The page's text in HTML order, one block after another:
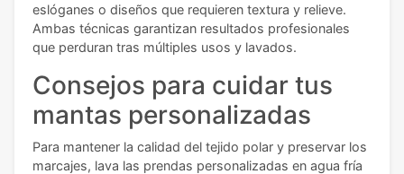
eslóganes o diseños que requieren textura y relieve.
Ambas técnicas garantizan resultados profesionales
que perduran tras múltiples usos y lavados.
Consejos para cuidar tus
mantas personalizadas
Para mantener la calidad del tejido polar y preservar los
marcajes, lava las prendas personalizadas en agua fría